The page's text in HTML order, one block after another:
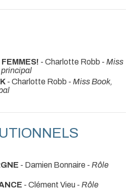
- Charlotte Robb - Miss
principal
- Charlotte Robb - Miss Book,
- Damien Bonnaire - Rôle
- Clément Vieu - Rôle